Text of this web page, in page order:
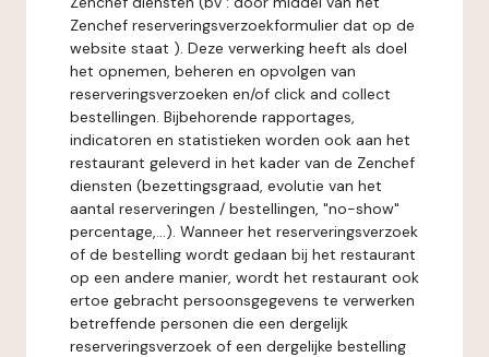
Zenchef reserveringsverzoekformulier dat op de
website staat ). Deze verwerking heeft als doel
het opnemen, beheren en opvolgen van
reserveringsverzoeken en/of click and collect
bestellingen. Bijbehorende rapportages,
indicatoren en statistieken worden ook aan het
restaurant geleverd in het kader van de Zenchef
diensten (bezettingsgraad, evolutie van het
aantal reserveringen / bestellingen, "no-show"
percentage,...). Wanneer het reserveringsverzoek
of de bestelling wordt gedaan bij het restaurant
op een andere manier, wordt het restaurant ook
ertoe gebracht persoonsgegevens te verwerken
betreffende personen die een dergelijk
reserveringsverzoek of een dergelijke bestelling